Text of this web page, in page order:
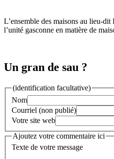
L’ensemble des maisons au lieu-
l’unité gasconne en matière de
Un gran de sau ?
(identification facultative)
Nom
Courriel (non publié)
Votre site web
Ajoutez votre commentaire ici
Texte de votre message